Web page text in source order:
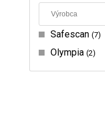
Safescan 7
Olympia 2